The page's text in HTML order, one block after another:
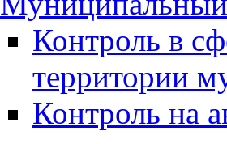
Контроль в
территории
Контроль на